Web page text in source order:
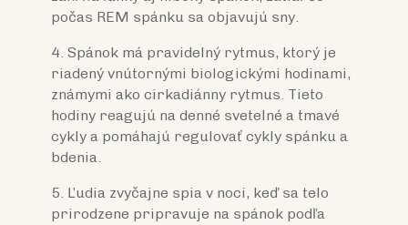
počas REM spánku sa objavujú sny.
4. Spánok má pravidelný rytmus, ktorý je
riadený vnútornými biologickými hodinami,
známymi ako cirkadiánny rytmus. Tieto
hodiny reagujú na denné svetelné a tmavé
cykly a pomáhajú regulovať cykly spánku a
bdenia.
5. Ľudia zvyčajne spia v noci, keď sa telo
prirodzene pripravuje na spánok podľa